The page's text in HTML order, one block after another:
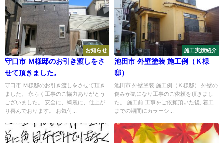
お知らせ
守口市 Ｍ様邸のお引き渡しをさ
せて頂きました。
守口市 Ｍ様邸のお引き渡しをさせて頂き
ました。 永らく工事のご協力ありがとう
ございました。 安全に、綺麗に、仕上が
り喜んでおります。 お気付...
施工実績紹介
池田市 外壁塗装 施工例（Ｋ様
邸）
池田市 外壁塗装 施工例（Ｋ様邸） 外壁の
傷みが気になり工事のご依頼を頂きまし
た。 施工前 工事をご依頼頂いた後, 着工
までの期間にカラーシ...